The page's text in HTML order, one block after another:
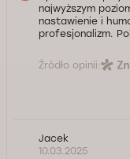
najwyższym
nastawienie i
profesjonalizm.
Źródło opinii:
Jacek
10.03.2025